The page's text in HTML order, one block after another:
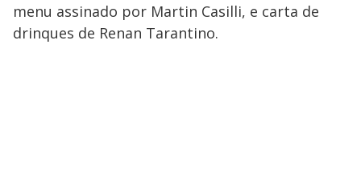
menu assinado por Martin Casilli, e carta de
drinques de Renan Tarantino.